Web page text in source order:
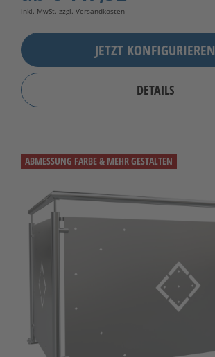
inkl. MwSt. zzgl. Versandkosten
JETZT KONFIGURIEREN
DETAILS
ABMESSUNG FARBE & MEHR GESTALTEN